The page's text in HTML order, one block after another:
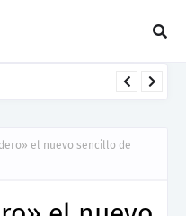
el nuevo sencillo de